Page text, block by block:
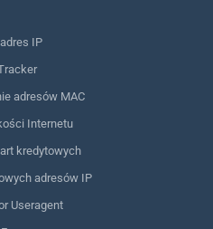
IP
adresów MAC
Internetu
kredytowych
adresów IP
Useragent